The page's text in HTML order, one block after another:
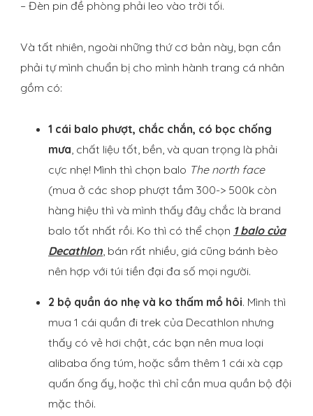
– Đèn pin đề phòng phải leo vào trời tối.
Và tất nhiên, ngoài những thứ cơ bản này, bạn cần
phải tự mình chuẩn bị cho mình hành trang cá nhân
gồm có:
1 cái balo phượt, chắc chắn, có bọc chống
mưa , chất liệu tốt, bền, và quan trọng là phải
cực nhẹ! Mình thì chọn balo The north face
(mua ở các shop phượt tầm 300-> 500k còn
hàng hiệu thì và mình thấy đây chắc là brand
balo tốt nhất rồi. Ko thì có thể chọn 1 balo của
Decathlon , bán rất nhiều, giá cũng bánh bèo
nên hợp với túi tiền đại đa số mọi người.
2 bộ quần áo nhẹ và ko thấm mồ hôi. Mình thì
mua 1 cái quần đi trek của Decathlon nhưng
thấy có vẻ hơi chật, các bạn nên mua loại
alibaba ống túm, hoặc sắm thêm 1 cái xà cạp
quấn ống ấy, hoặc thì chỉ cần mua quần bộ đội
mặc thôi.